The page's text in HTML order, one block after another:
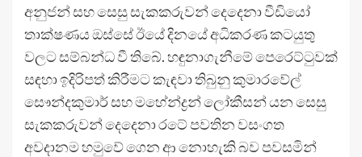
අනුජන් සහ සෙසු සැකකරුවන් දෙදෙනා වීඩියෝ
තාක්ෂණය ඔස්සේ ඊයේ දිනයේ අධිකරණ කටයුතු
වලට සම්බන්ධ වී තිබේ. හඳුනාගැනීමේ පෙරෙට්ටුවක්
සඳහා ඉදිරිපත් කිරීමට කැඳවා තිබුනු කුමාරවේල්
සෞන්දකුමාර් සහ මහේන්ද්‍රන් ලෝකීසන් යන සෙසු
සැකකරුවන් දෙදෙනා රටේ පවතින වසංගත
අවදානම හමුවේ ගෙන ආ නොහැකි බව පවසමින්